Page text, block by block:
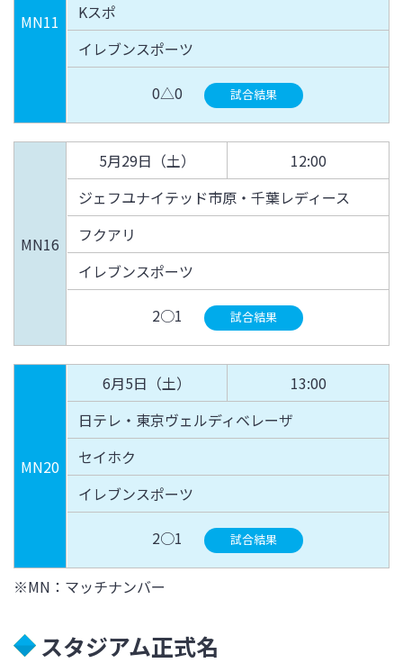
MN11
Kスポ
イレブンスポーツ
0△0 試合結果
MN16
5月29日（土）
12:00
ジェフユナイテッド市原・千葉レディース
フクアリ
イレブンスポーツ
2○1 試合結果
MN20
6月5日（土）
13:00
日テレ・東京ヴェルディベレーザ
セイホク
イレブンスポーツ
2○1 試合結果
※MN：マッチナンバー
スタジアム正式名